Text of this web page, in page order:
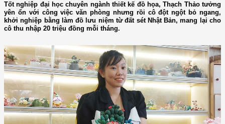
Tốt nghiệp đại học chuyên ngành thiết kế đồ họa, Thạch Thảo tưởng
yên ổn với công việc văn phòng nhưng rồi cô đột ngột bỏ ngang,
khởi nghiệp bằng làm đồ lưu niệm từ đất sét Nhật Bản, mang lại cho
cô thu nhập 20 triệu đồng mỗi tháng.